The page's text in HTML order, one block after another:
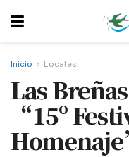
Inicio Locales
Las
“15º